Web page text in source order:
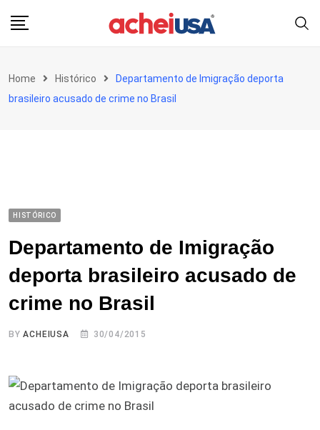
Home Histórico
Departamento de Imigração deporta
brasileiro acusado de crime no Brasil
HISTÓRICO
Departamento de Imigração
deporta brasileiro acusado de
crime no Brasil
BYACHEIUSA 30/04/2015